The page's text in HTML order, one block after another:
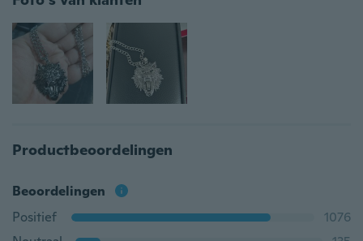
Productbeoordelingen
Beoordelingen
Positief
1076